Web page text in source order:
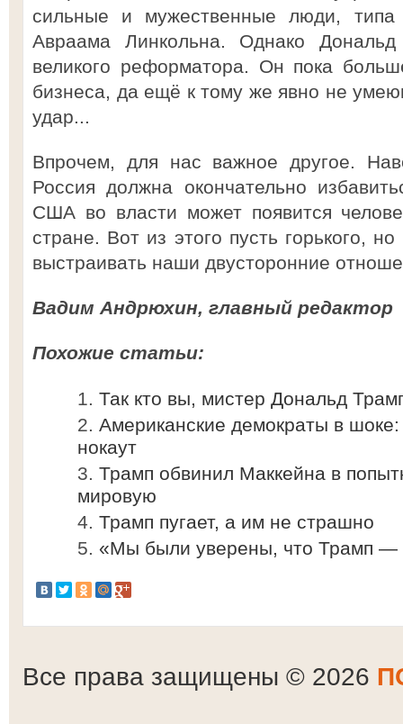
сильные и мужественные люди, типа
Авраама Линкольна. Однако
великого реформатора. Он пока
бизнеса, да ещё к тому же явно не
удар...
Впрочем, для нас важное другое.
Россия должна окончательно
США во власти может появится
стране. Вот из этого пусть горького,
выстраивать наши двусторонние
Вадим Андрюхин, главный редактор
Похожие статьи:
Так кто вы, мистер Дональд
Американские демократы в
нокаут
Трамп обвинил Маккейна в
мировую
Трамп пугает, а им не страшно
«Мы были уверены, что Трамп —
Все права защищены © 2026